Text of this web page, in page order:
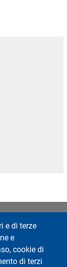
e di terze
e
cookie di
di terzi
2